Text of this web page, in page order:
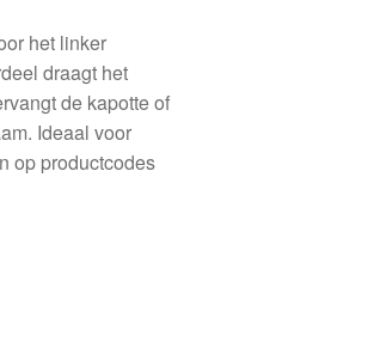
het linker
draagt het
de kapotte of
Ideaal voor
op productcodes